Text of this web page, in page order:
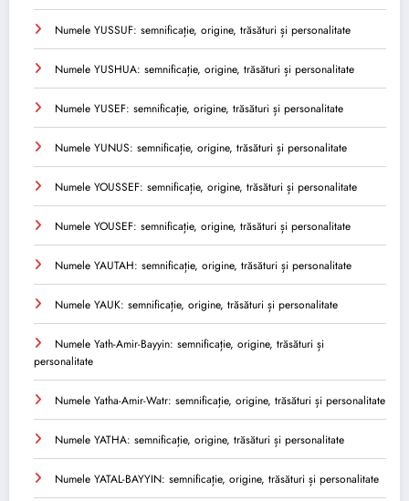
Numele YUSSUF: semnificație, origine, trăsături și personalitate
Numele YUSHUA: semnificație, origine, trăsături și personalitate
Numele YUSEF: semnificație, origine, trăsături și personalitate
Numele YUNUS: semnificație, origine, trăsături și personalitate
Numele YOUSSEF: semnificație, origine, trăsături și personalitate
Numele YOUSEF: semnificație, origine, trăsături și personalitate
Numele YAUTAH: semnificație, origine, trăsături și personalitate
Numele YAUK: semnificație, origine, trăsături și personalitate
Numele Yath-Amir-Bayyin: semnificație, origine, trăsături și
personalitate
Numele Yatha-Amir-Watr: semnificație, origine, trăsături și personalitate
Numele YATHA: semnificație, origine, trăsături și personalitate
Numele YATAL-BAYYIN: semnificație, origine, trăsături și personalitate